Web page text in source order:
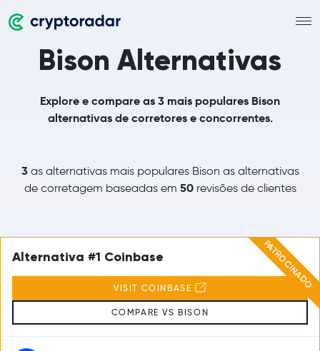
Bison Alternativas
Explore e compare as 3 mais populares Bison
alternativas de corretores e concorrentes.
3as alternativas mais populares Bison as alternativas
de corretagem baseadas em 50revisões de clientes
PATROCINADO
Alternativa #1 Coinbase
VISIT COINBASE
COMPARE VS BISON